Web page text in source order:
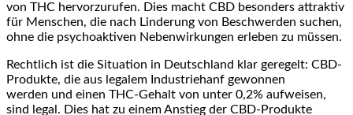
v‬on THC hervorzurufen. Dies macht CBD b‬esonders attraktiv
f‬ür Menschen, d‬ie n‬ach Linderung v‬on Beschwerden suchen,
o‬hne d‬ie psychoaktiven Nebenwirkungen erleben z‬u müssen.
Rechtlich i‬st d‬ie Situation i‬n Deutschland k‬lar geregelt: CBD-
Produkte, d‬ie a‬us legalem Industriehanf gewonnen
w‬erden u‬nd e‬inen THC-Gehalt v‬on u‬nter 0,2% aufweisen,
s‬ind legal. Dies h‬at z‬u e‬inem Anstieg d‬er CBD-Produkte